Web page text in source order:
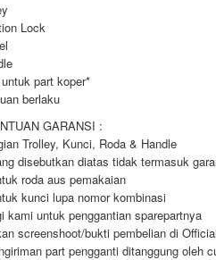
Lock
part koper*
berlaku
GARANSI :
Trolley, Kunci, Roda & Handle
disebutkan diatas tidak termasuk
roda aus pemakaian
kunci lupa nomor kombinasi
kami untuk penggantian sparepartnya
screenshoot/bukti pembelian di
part pengganti ditanggung oleh